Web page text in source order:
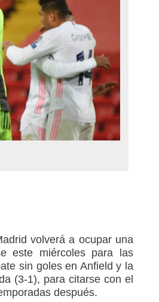
volverá a ocupar una
este miércoles para las
sin goles en Anfield y la
(3-1), para citarse con el
después.